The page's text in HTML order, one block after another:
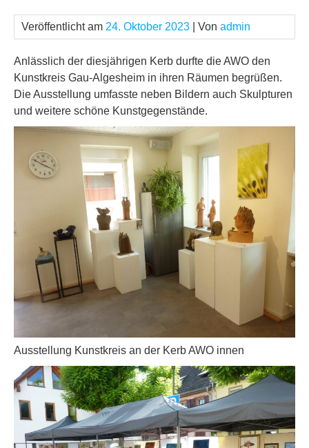
Veröffentlicht am 24. Oktober 2023 | Von admin
Anlässlich der diesjährigen Kerb durfte die AWO den
Kunstkreis Gau-Algesheim in ihren Räumen begrüßen.
Die Ausstellung umfasste neben Bildern auch Skulpturen
und weitere schöne Kunstgegenstände.
Ausstellung Kunstkreis an der Kerb AWO innen